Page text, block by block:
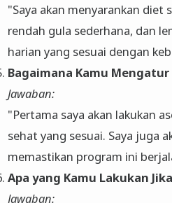
"Saya akan menyarankan
rendah gula sederhana, dan
harian yang sesuai dengan
Bagaimana Kamu
Jawaban:
"Pertama saya akan lakukan
sehat yang sesuai. Saya juga
memastikan program ini
Apa yang Kamu Lakukan
Jawaban: